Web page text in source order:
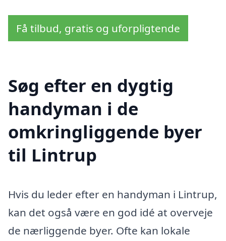
Få tilbud, gratis og uforpligtende
Søg efter en dygtig
handyman i de
omkringliggende byer
til Lintrup
Hvis du leder efter en handyman i Lintrup,
kan det også være en god idé at overveje
de nærliggende byer. Ofte kan lokale